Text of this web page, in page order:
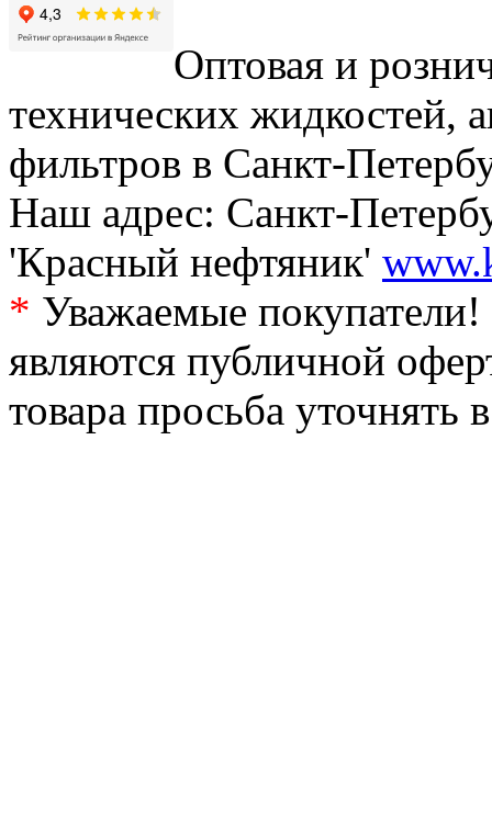
Оптовая и
технических жидкостей,
фильтров в Санкт-
Наш адрес: Санкт-
'Красный нефтяник'
* Уважаемые
являются публичной
товара просьба уточнять